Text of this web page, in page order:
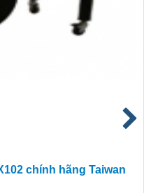
chính hãng Taiwan